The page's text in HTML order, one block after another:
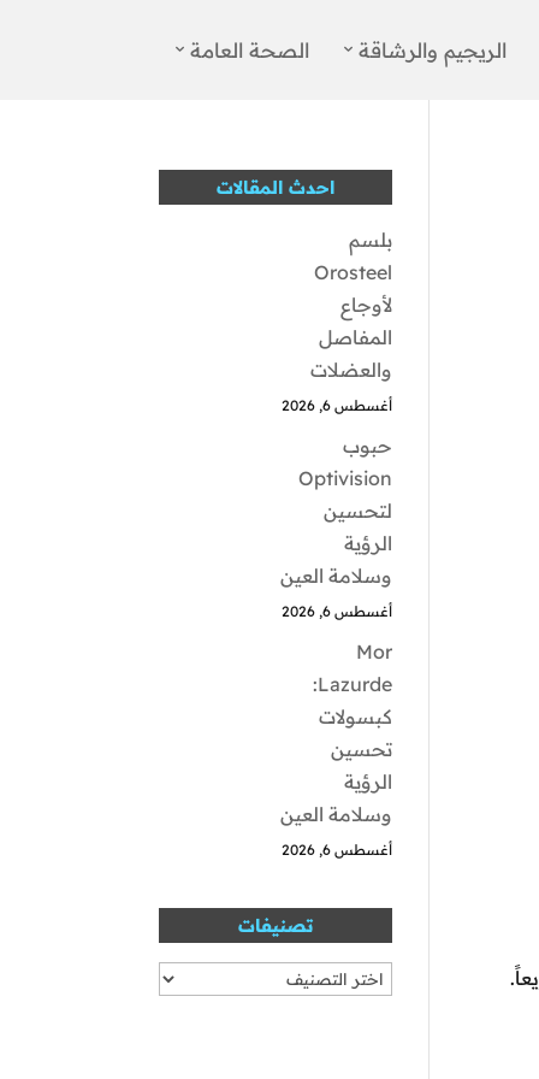
الريجيم والرشاقة الصحة العامة
احدث المقالات
بلسم
Orosteel
لأوجاع
المفاصل
والعضلات
أغسطس 6, 2026
حبوب
Optivision
لتحسين
الرؤية
وسلامة العين
أغسطس 6, 2026
Mor
Lazurde:
كبسولات
تحسين
الرؤية
وسلامة العين
أغسطس 6, 2026
تصنيفات
تصنيفات